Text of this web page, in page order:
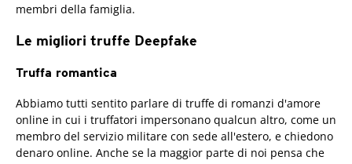
membri della famiglia.
Le migliori truffe Deepfake
Truffa romantica
Abbiamo tutti sentito parlare di truffe di romanzi d'amore
online in cui i truffatori impersonano qualcun altro, come un
membro del servizio militare con sede all'estero, e chiedono
denaro online. Anche se la maggior parte di noi pensa che